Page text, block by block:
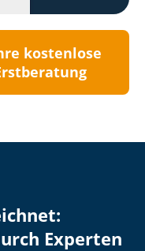
kostenlose
Experten